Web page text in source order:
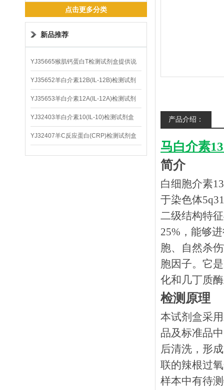
点击更多分类
新品推荐
YJ35665猴肌钙蛋白T检测试剂盒提供说
明书
YJ35652羊白介素12B(IL-12B)检测试剂
盒
YJ35653羊白介素12A(IL-12A)检测试剂
盒
YJ32403羊白介素10(IL-10)检测试剂盒
YJ32407羊C反应蛋白(CRP)检测试剂盒
产品介绍：
马白介素
简介
白细胞介素
于染色体
二级结构特
25%，能够
胞、自然杀
胞因子。它
化和几丁质
检测原理
本试剂盒采
品及标准品
后清洗，形
联的辣根过
样本中有待